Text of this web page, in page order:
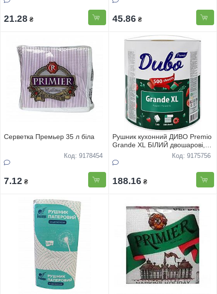
21.28 ₴ 45.86 ₴
Серветка Премьер 35 л біла
Код: 9178454
7.12 ₴
Рушник кухонний ДИВО Premio
Grande XL БІЛИЙ двошарові,
500 відривів, 1 рулонКод: 9175756
188.16 ₴